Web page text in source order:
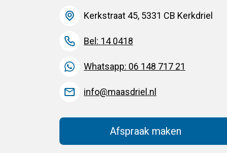
Kerkstraat 45, 5331 CB Kerkdriel
Bel: 14 0418
Whatsapp: 06 148 717 21
info@maasdriel.nl
Afspraak maken
(Deze link gaat